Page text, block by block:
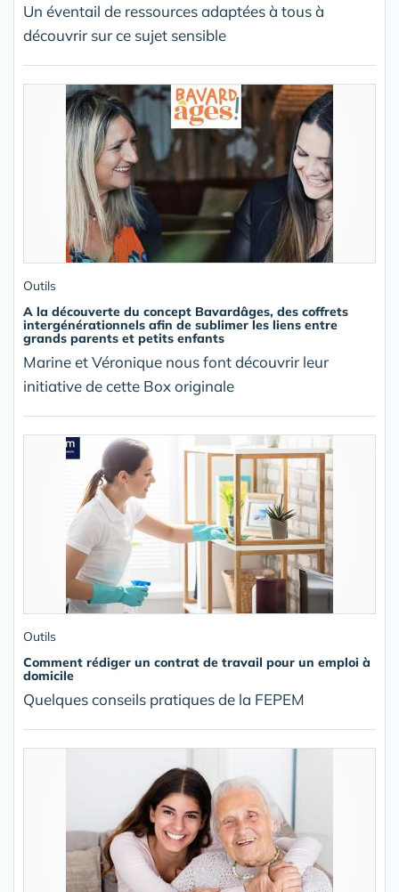
Un éventail de ressources adaptées à tous à
découvrir sur ce sujet sensible
Outils
A la découverte du concept Bavardâges, des coffrets
intergénérationnels afin de sublimer les liens entre
grands parents et petits enfants
Marine et Véronique nous font découvrir leur
initiative de cette Box originale
Outils
Comment rédiger un contrat de travail pour un emploi à
domicile
Quelques conseils pratiques de la FEPEM